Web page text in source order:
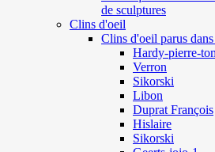
de sculptures
Clins d'oeil
Clins d'oeil parus
Hardy-pierre-
Verron
Sikorski
Libon
Duprat François
Hislaire
Sikorski